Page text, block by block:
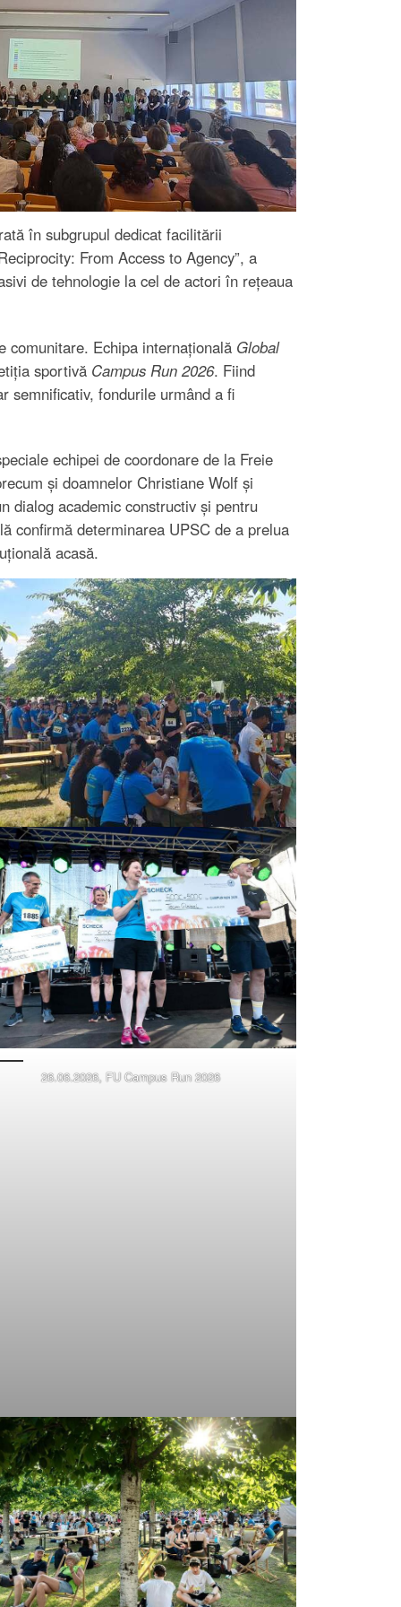
în subgrupul dedicat facilitării
From Access to Agency”, a
de tehnologie la cel de actori în rețeaua
comunitare. Echipa internațională Global
sportivă Campus Run 2026. Fiind
semnificativ, fondurile urmând a fi
echipei de coordonare de la Freie
și doamnelor Christiane Wolf și
dialog academic constructiv și pentru
confirmă determinarea UPSC de a prelua
acasă.
26.06.2026, FU Campus Run 2026